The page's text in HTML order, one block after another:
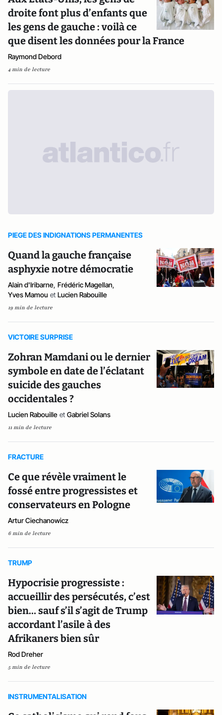
droite font plus d’enfants que
les gens de gauche : voilà ce
que disent les données pour la France
Raymond Debord
4 min de lecture
PIEGE DES INDIGNATIONS PERMANENTES
Quand la gauche française
asphyxie notre démocratie
Alain d'Iribarne, Frédéric Magellan,
Yves Mamou et Lucien Rabouille
19 min de lecture
VICTOIRE SURPRISE
Zohran Mamdani ou le dernier
symbole en date de l’éclatant
suicide des gauches
occidentales ?
Lucien Rabouille et Gabriel Solans
11 min de lecture
FRACTURE
Ce que révèle vraiment le
fossé entre progressistes et
conservateurs en Pologne
Artur Ciechanowicz
6 min de lecture
TRUMP
Hypocrisie progressiste :
accueillir des persécutés, c’est
bien… sauf s’il s’agit de Trump
accordant l’asile à des
Afrikaners bien sûr
Rod Dreher
5 min de lecture
INSTRUMENTALISATION